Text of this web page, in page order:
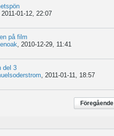
2011-01-12, 22:07
på film
, 2010-12-29, 11:41
del 3
, 2011-01-11, 18:57
Föregående